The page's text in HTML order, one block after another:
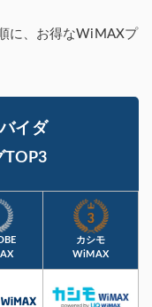
に、お得なWiMAXプ
イダ
TOP3
カシモ
WiMAX